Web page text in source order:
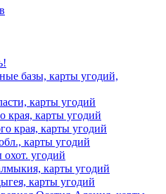
базы, карты угодий,
карты угодий
края, карты угодий
края, карты угодий
карты угодий
угодий
карты угодий
карты угодий